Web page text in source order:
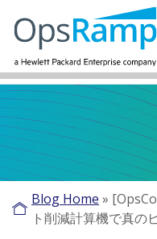
Blog Home »
ト削減計算機で真の